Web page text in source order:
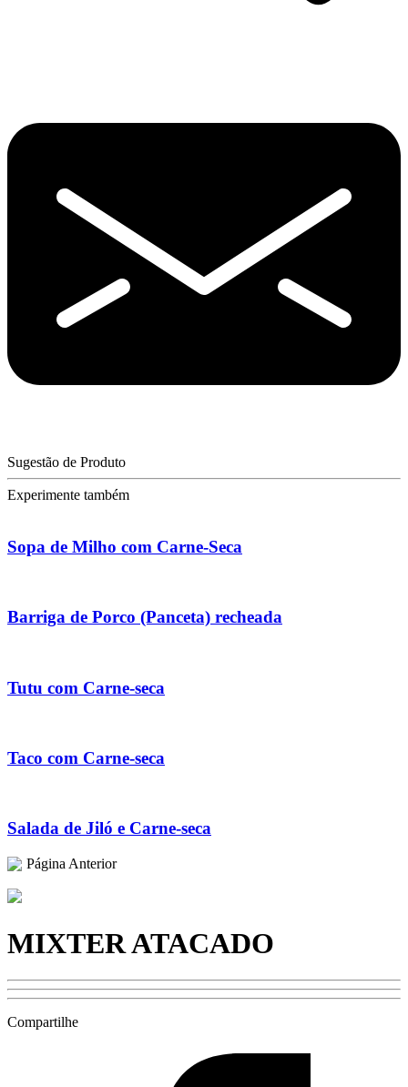
Sugestão de Produto
Experimente também
Sopa de Milho com Carne-Seca
Barriga de Porco (Panceta) recheada
Tutu com Carne-seca
Taco com Carne-seca
Salada de Jiló e Carne-seca
Página Anterior
MIXTER ATACADO
Compartilhe